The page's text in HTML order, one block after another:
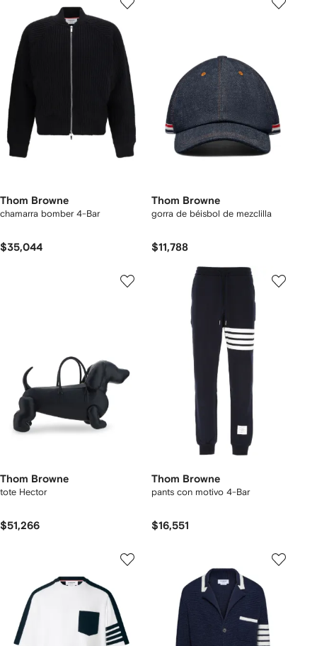
Thom Browne
chamarra bomber 4-Bar
$35,044
Thom Browne
gorra de béisbol de mezclilla
$11,788
Thom Browne
tote Hector
$51,266
Thom Browne
pants con motivo 4-Bar
$16,551